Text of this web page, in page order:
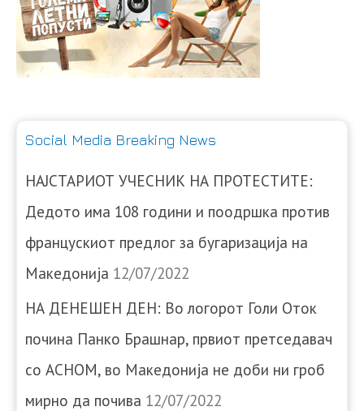
Social Media Breaking News
НАЈСТАРИОТ УЧЕСНИК НА ПРОТЕСТИТЕ:
Дедото има 108 години и поодршка против
францускиот предлог за бугаризација на
Македонија 12/07/2022
НА ДЕНЕШЕН ДЕН: Во логорот Голи Оток
почина Панко Брашнар, првиот претседавач
со АСНОМ, во Македонија не доби ни гроб
мирно да почива 12/07/2022